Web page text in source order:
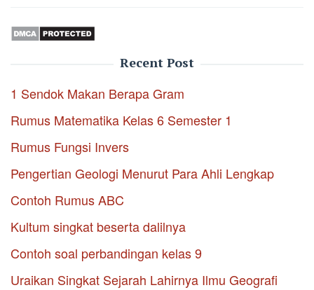
Recent Post
1 Sendok Makan Berapa Gram
Rumus Matematika Kelas 6 Semester 1
Rumus Fungsi Invers
Pengertian Geologi Menurut Para Ahli Lengkap
Contoh Rumus ABC
Kultum singkat beserta dalilnya
Contoh soal perbandingan kelas 9
Uraikan Singkat Sejarah Lahirnya Ilmu Geografi